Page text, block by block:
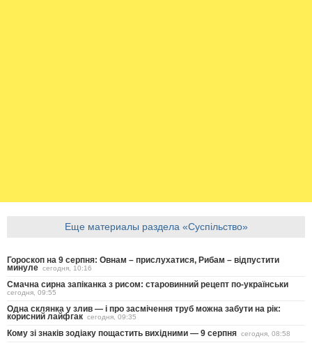
Еще материалы раздела «Суспільство»
Гороскоп на 9 серпня: Овнам – прислухатися, Рибам – відпустити
минуле сегодня, 10:16
Смачна сирна запіканка з рисом: старовинний рецепт по-українськи
сегодня, 09:55
Одна склянка у злив — і про засмічення труб можна забути на рік:
корисний лайфгак сегодня, 09:35
Кому зі знаків зодіаку пощастить вихідними — 9 серпня сегодня, 08:58